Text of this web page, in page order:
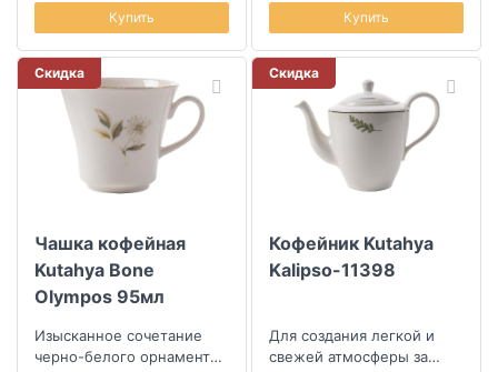
Купить Купить
Скидка
Чашка кофейная
Kutahya Bone
Olympos 95мл
Изысканное сочетание
черно-белого орнамента
Скидка
Кофейник Kutahya
Kalipso-11398
Для создания легкой и
свежей атмосферы за